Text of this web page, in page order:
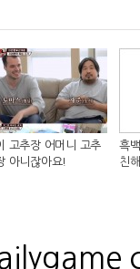
고추장 어머니 고추
아니잖아요!
흑
친